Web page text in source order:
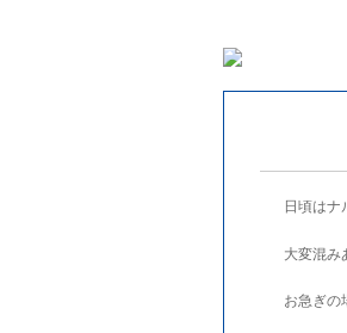
日頃はナ
大変混み
お急ぎの